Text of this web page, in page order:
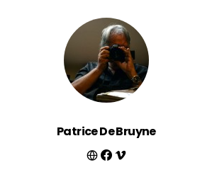
Patrice De Bruyne